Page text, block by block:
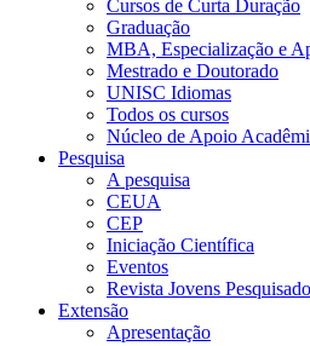
Cursos de Curta Duração
Graduação
MBA, Especialização e
Mestrado e Doutorado
UNISC Idiomas
Todos os cursos
Núcleo de Apoio
Pesquisa
A pesquisa
CEUA
CEP
Iniciação Científica
Eventos
Revista Jovens
Extensão
Apresentação